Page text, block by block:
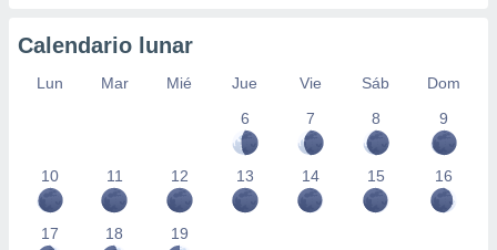
Calendario lunar
Lun Mar Mié Jue Vie Sáb
Dom
6
7 8 9
10 11 12 13 14 15 16
17 18 19